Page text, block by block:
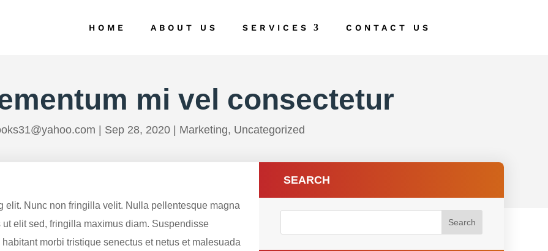
HOME ABOUT US SERVICES CONTACT US
mi vel consectetur
| Sep 28, 2020 | Marketing, Uncategorized
elit. Nunc non fringilla velit. Nulla pellentesque magna
elit sed, fringilla maximus diam. Suspendisse
morbi tristique senectus et netus et malesuada
SEARCH